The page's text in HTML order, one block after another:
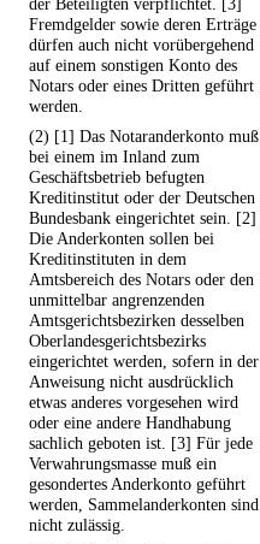
der Beteiligten verpflichtet. [3]
Fremdgelder sowie deren Erträge
dürfen auch nicht vorübergehend
auf einem sonstigen Konto des
Notars oder eines Dritten geführt
werden.
(2) [1] Das Notaranderkonto muß
bei einem im Inland zum
Geschäftsbetrieb befugten
Kreditinstitut oder der Deutschen
Bundesbank eingerichtet sein. [2]
Die Anderkonten sollen bei
Kreditinstituten in dem
Amtsbereich des Notars oder den
unmittelbar angrenzenden
Amtsgerichtsbezirken desselben
Oberlandesgerichtsbezirks
eingerichtet werden, sofern in der
Anweisung nicht ausdrücklich
etwas anderes vorgesehen wird
oder eine andere Handhabung
sachlich geboten ist. [3] Für jede
Verwahrungsmasse muß ein
gesondertes Anderkonto geführt
werden, Sammelanderkonten sind
nicht zulässig.